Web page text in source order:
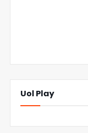
Uol Play